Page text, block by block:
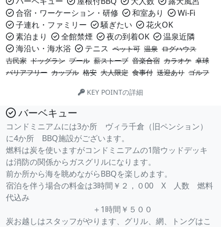
合宿・ワーケーション・研修
和室あり
Wi-Fi
子連れ・ファミリー
騒ぎたい
花火OK
素泊まり
全館禁煙 夜の到着OK
温泉近隣
海沿い・海水浴
テニス ペット可 温泉 ログハウス
古民家 ドッグラン プール 薪ストーブ 音楽合宿 カラオケ 卓球
バリアフリー カップル 格安 大人限定 食事付 送迎あり ゴルフ
KEY POINTの詳細
バーベキュー
コンドミニアムには3か所 ヴィラ千倉（旧ペンション）
に4か所 BBQ施設がございます。
燃料は炭を使いますがコンドミニアムの1階ウッドデッキ
は消防の関係からガスグリルになります。
前か所から海を眺めながらBBQを楽しめます。
宿泊を伴う場合の料金は3時間￥２，０00 X 人数 燃料
代込み
＋1時間￥５００
炭お越しはスタッフがやります、グリル、網、トングはこ